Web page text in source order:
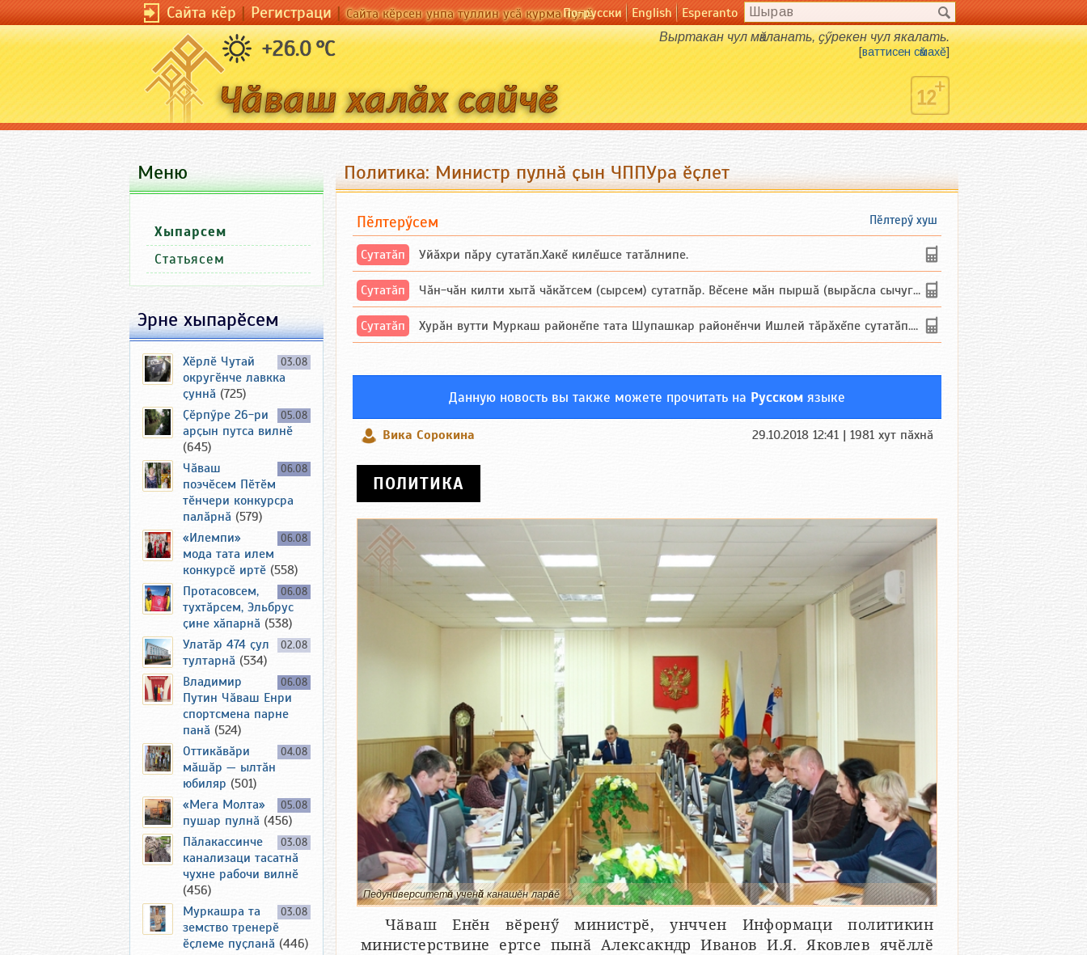
Сайта кӗр|Регистраци|Сайта кӗрсен унпа туллин усӑ курма пулӗПо-русски English Esperanto
+26.0 °C Выртакан чул мӑкланать, ҫӳрекен чул якалать.
[ваттисен сӑмахӗ]
Политика: Министр пулнӑ ҫын ЧППУра ӗҫлет
Пӗлтерӳ хуш
Пӗлтерӳсем
Сутатӑп Уйăхри пăру сутатăп.Хакĕ килĕшсе татăлнипе.
Сутатӑп Чăн-чăн килти хытă чăкăтсем (сырсем) сутатпăр. Вĕсене мăн пыршă (вырăсла сычуг) ...
Сутатӑп Хурăн вутти Муркаш районĕпе тата Шупашкар районĕнчи Ишлей тăрăхĕпе сутатăп. Ха...
Данную новость вы также можете прочитать на Русском языке
Вика Сорокина 29.10.2018 12:41 | 1981 хут пӑхнӑ
ПОЛИТИКА
Педуниверситетӑн ученӑй канашӗн ларӑвӗ
Чӑваш Енӗн вӗренӳ министрӗ, унччен Информаци политикин
министерствине ертсе пынӑ Алексакндр Иванов И.Я. Яковлев ячӗллӗ
Меню
Хыпарсем
Статьясем
Эрне хыпарӗсем
03.08
Хӗрлӗ Чутай
округӗнче лавкка
ҫуннӑ (725)
05.08
Ҫӗрпӳре 26-ри
арҫын путса вилнӗ
(645)
06.08
Чӑваш
поэчӗсем Пӗтӗм
тӗнчери конкурсра
палӑрнӑ (579)
06.08
«Илемпи»
мода тата илем
конкурсӗ иртӗ (558)
06.08
Протасовсем,
тухтӑрсем, Эльбрус
ҫине хӑпарнӑ (538)
02.08
Улатӑр 474 ҫул
тултарнӑ (534)
06.08
Владимир
Путин Чӑваш Енри
спортсмена парне
панӑ (524)
04.08
Оттикӑвӑри
мӑшӑр — ылтӑн
юбиляр (501)
05.08
«Мега Молта»
пушар пулнӑ (456)
03.08
Пӑлакассинче
канализаци тасатнӑ
чухне рабочи вилнӗ
(456)
03.08
Муркашра та
земство тренерӗ
ӗҫлеме пуҫланӑ (446)